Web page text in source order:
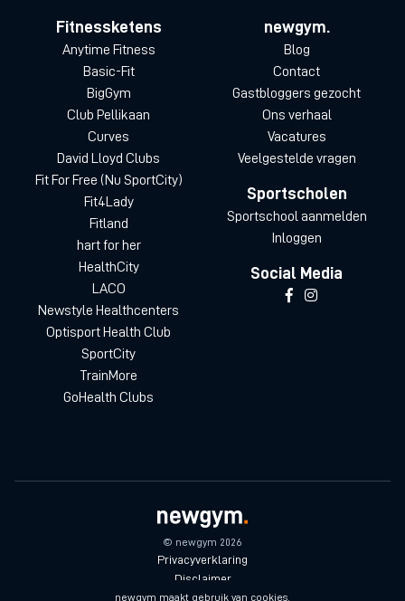
Fitnessketens
Anytime Fitness
Basic-Fit
BigGym
Club Pellikaan
Curves
David Lloyd Clubs
Fit For Free (Nu SportCity)
Fit4Lady
Fitland
hart for her
HealthCity
LACO
Newstyle Healthcenters
Optisport Health Club
SportCity
TrainMore
GoHealth Clubs
newgym.
Blog
Contact
Gastbloggers gezocht
Ons verhaal
Vacatures
Veelgestelde vragen
Sportscholen
Sportschool aanmelden
Inloggen
Social Media
© newgym 2026
Privacyverklaring
Disclaimer
Algemene voorwaarden
newgym maakt gebruik van cookies.